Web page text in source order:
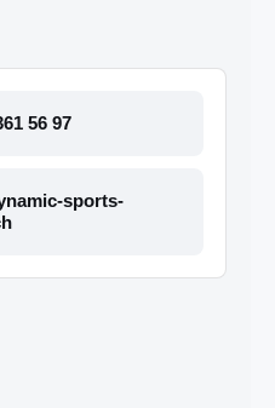
56 97
sports-